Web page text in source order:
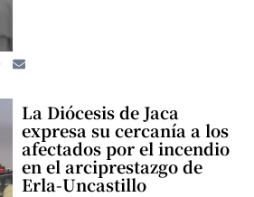
La Diócesis de Jaca
expresa su cercanía a los
afectados por el incendio
en el arciprestazgo de
Erla-Uncastillo